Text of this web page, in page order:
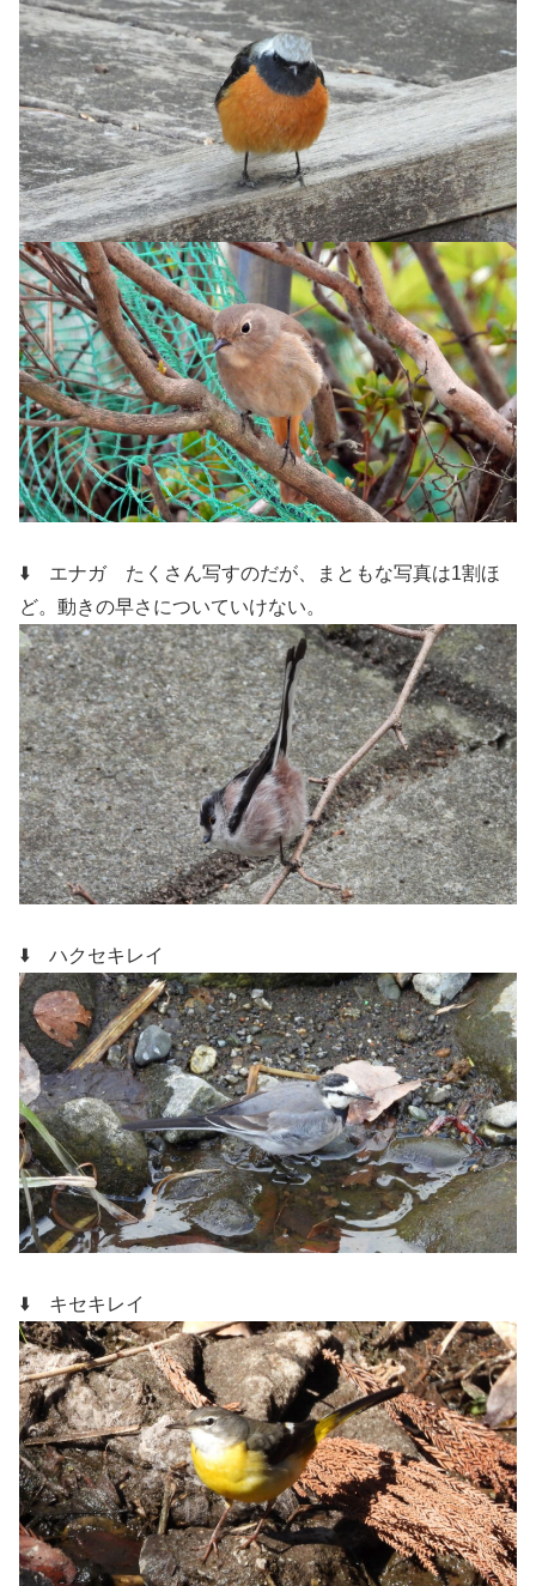
⬇️ エナガ たくさん写すのだが、まともな写真は1割ほ
ど。動きの早さについていけない。
⬇️ ハクセキレイ
⬇️ キセキレイ